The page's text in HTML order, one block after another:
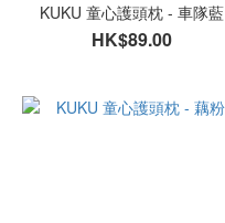
KUKU 童心護頭枕 - 車隊藍
HK$89.00